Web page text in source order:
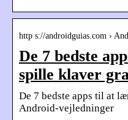
http s://androidguias.com ›
De 7 bedste
spille klaver
De 7 bedste apps til at
Android-vejledninger